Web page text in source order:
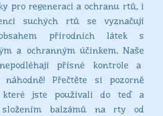
pro regeneraci a ochranu rtů, i
suchých rtů se vyznačují
přírodních látek s
a ochranným účinkem. Naše
přísné kontrole a
náhodně! Přečtěte si pozorně
které jste používali do teď a
balzámů na rty od